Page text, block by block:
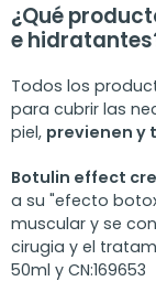
¿Qué
e
Todos los
para cubrir las
piel, previenen y
Botulin effect
a su "efecto
muscular y se
cirugia y el
50ml y CN:169653